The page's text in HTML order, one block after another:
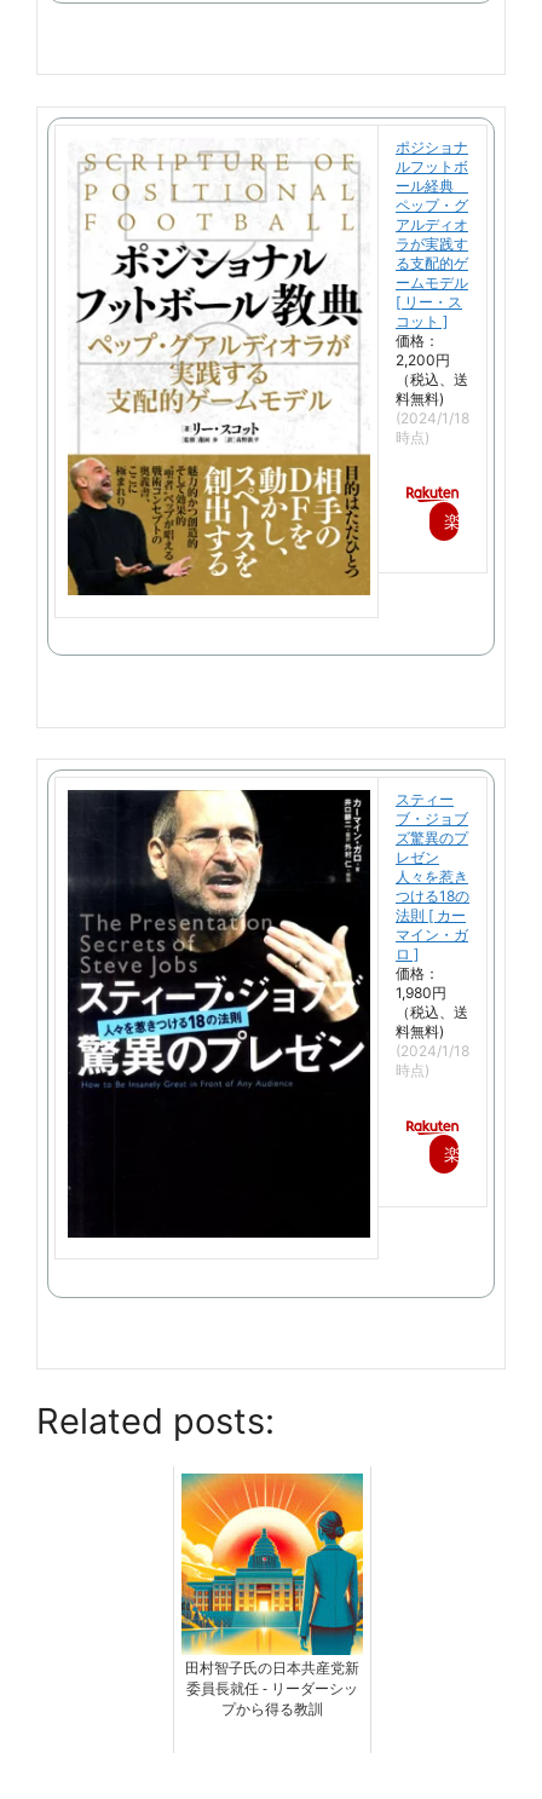
ポジショナ
ルフットボ
ール経典
ペップ・グ
アルディオ
ラが実践す
る支配的ゲ
ームモデル
[ リー・ス
コット ]
価格：
2,200円
（税込、送
料無料)
(2024/1/18
時点)
楽
スティー
ブ・ジョブ
ズ驚異のプ
レゼン
人々を惹き
つける18の
法則 [ カー
マイン・ガ
ロ ]
価格：
1,980円
（税込、送
料無料)
(2024/1/18
時点)
楽
Related posts:
田村智子氏の日本共産党新
委員長就任 - リーダーシッ
プから得る教訓